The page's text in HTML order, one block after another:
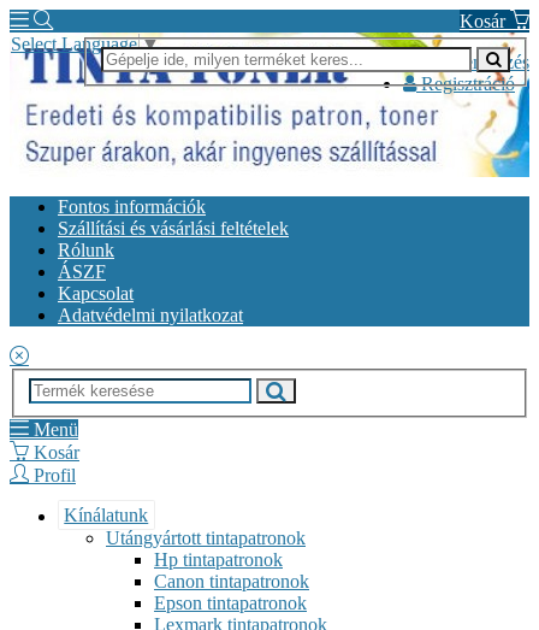
Kosár
Bejelentkezés
Regisztráció
Select Language▼
Fontos információk
Szállítási és vásárlási feltételek
Rólunk
ÁSZF
Kapcsolat
Adatvédelmi nyilatkozat
Menü
Kosár
Profil
Kínálatunk
Utángyártott tintapatronok
Hp tintapatronok
Canon tintapatronok
Epson tintapatronok
Lexmark tintapatronok